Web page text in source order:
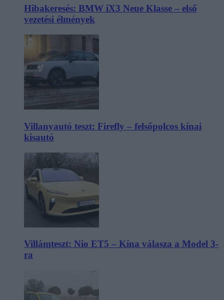
Hibakeresés: BMW iX3 Neue Klasse – első
vezetési élmények
Villanyautó teszt: Firefly – felsőpolcos kínai
kisautó
Villámteszt: Nio ET5 – Kína válasza a Model 3-
ra